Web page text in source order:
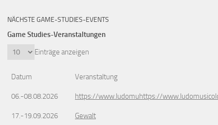
NÄCHSTE GAME-STUDIES-EVENTS
Game Studies-Veranstaltungen
Einträge anzeigen
Datum Veranstaltung
06.-08.08.2026 https://www.ludomuhttps://
17.-19.09.2026 Gewalt